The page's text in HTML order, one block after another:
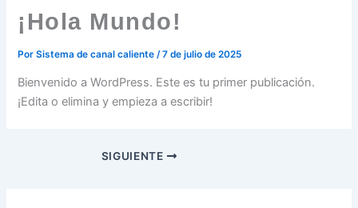
¡Hola Mundo!
PorSistema de canal caliente /7 de julio de 2025
Bienvenido a WordPress. Este es tu primer publicación.
¡Edita o elimina y empieza a escribir!
SIGUIENTE